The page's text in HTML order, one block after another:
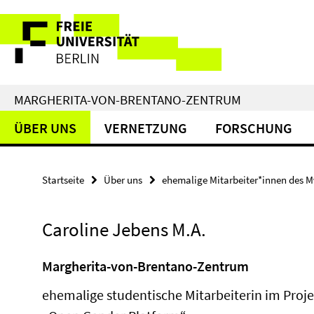
direkt
zu
Inhalt
Service-
Navigation
MARGHERITA-VON-BRENTANO-ZENTRUM
ÜBER UNS VERNETZUNG FORSCHUNG
Startseite Über uns ehemalige Mitarbeiter*innen des
Caroline Jebens M.A.
Margherita-von-Brentano-Zentrum
ehemalige studentische Mitarbeiterin im